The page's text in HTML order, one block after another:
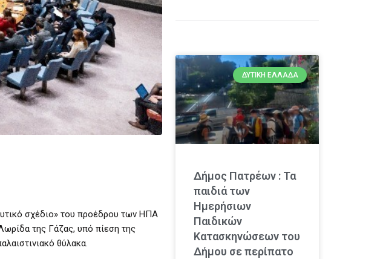
σχέδιο» του προέδρου των ΗΠΑ
της Γάζας, υπό πίεση της
θύλακα.
ΔΥΤΙΚΉ ΕΛΛΆΔΑ
Δήμος Πατρέων : Τα
παιδιά των
Ημερήσιων
Παιδικών
Κατασκηνώσεων του
Δήμου σε περίπατο